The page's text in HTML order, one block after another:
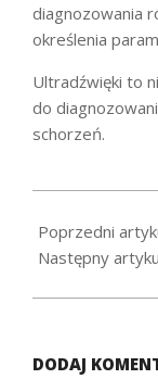
diagnozowania
określenia
Ultradźwięki to
do
schorzeń.
11-
11
Poprzedni
Następny
DODAJ